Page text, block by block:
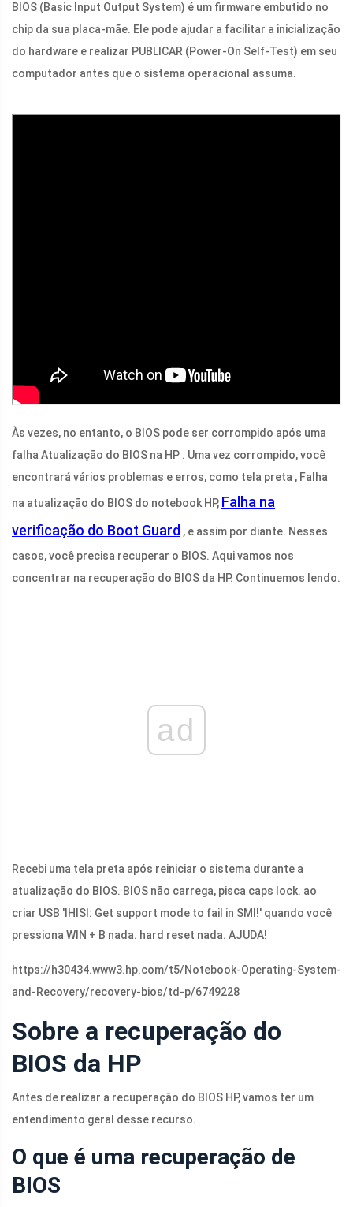
BIOS (Basic Input Output System) é um firmware embutido no
chip da sua placa-mãe. Ele pode ajudar a facilitar a inicialização
do hardware e realizar PUBLICAR (Power-On Self-Test) em seu
computador antes que o sistema operacional assuma.
Às vezes, no entanto, o BIOS pode ser corrompido após uma
falha Atualização do BIOS na HP . Uma vez corrompido, você
encontrará vários problemas e erros, como tela preta , Falha
na atualização do BIOS do notebook HP, Falha na
verificação do Boot Guard , e assim por diante. Nesses
casos, você precisa recuperar o BIOS. Aqui vamos nos
concentrar na recuperação do BIOS da HP. Continuemos lendo.
ad
Recebi uma tela preta após reiniciar o sistema durante a
atualização do BIOS. BIOS não carrega, pisca caps lock. ao
criar USB 'IHISI: Get support mode to fail in SMI!' quando você
pressiona WIN + B nada. hard reset nada. AJUDA!
https://h30434.www3. hp.com/t5/Notebook-Operating-System-
and-Recovery/recovery-bios/td-p/6749228
Sobre a recuperação do
BIOS da HP
Antes de realizar a recuperação do BIOS HP, vamos ter um
entendimento geral desse recurso.
O que é uma recuperação de
BIOS